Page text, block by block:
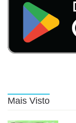
Mais Visto